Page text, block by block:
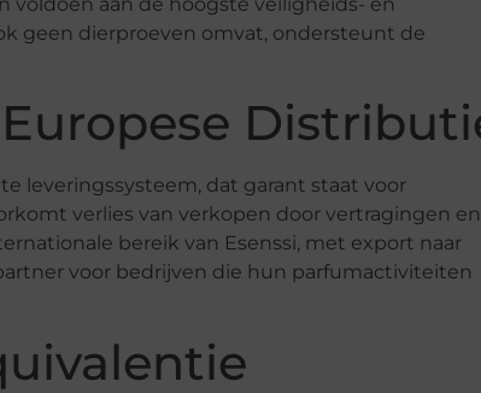
geen dierproeven omvat, ondersteunt de
leveringssysteem, dat garant staat voor
verlies van verkopen door vertragingen en
bereik van Esenssi, met export naar
voor bedrijven die hun parfumactiviteiten